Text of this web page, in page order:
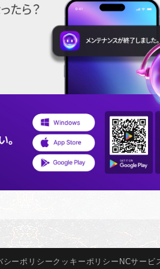
シーポリシークッキー ポリシー NCサービ